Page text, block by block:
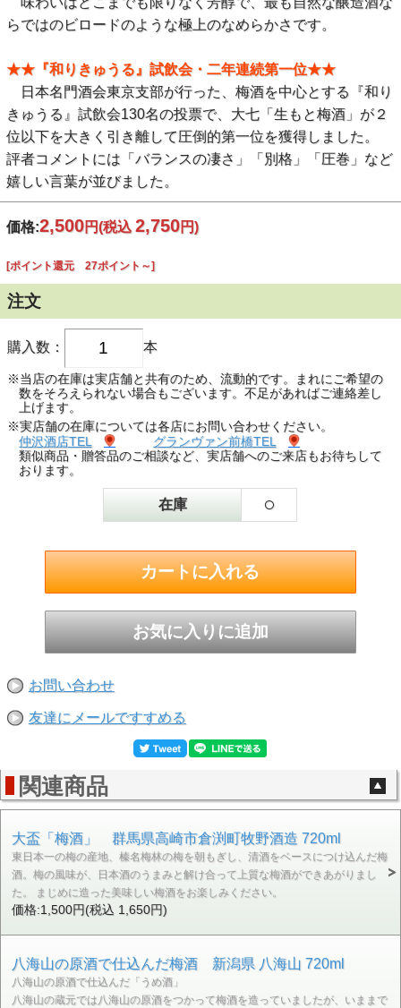
らではのビロードのような極上のなめらかさです。
★★『和りきゅうる』試飲会・二年連続第一位★★
日本名門酒会東京支部が行った、梅酒を中心とする『和り
きゅうる』試飲会130名の投票で、大七「生もと梅酒」が２
位以下を大きく引き離して圧倒的第一位を獲得しました。
評者コメントには「バランスの凄さ」「別格」「圧巻」など
嬉しい言葉が並びました。
価格:2,500円(税込 2,750円)
[ポイント還元 27ポイント～]
注文
購入数： 本
※当店の在庫は実店舗と共有のため、流動的です。まれにご希望の
数をそろえられない場合もございます。不足があればご連絡差し
上げます。
※実店舗の在庫については各店にお問い合わせください。
仲沢酒店TEL
グランヴァン前橋TEL
類似商品・贈答品のご相談など、実店舗へのご来店もお待ちして
おります。
在庫 ○
お問い合わせ
友達にメールですすめる
関連商品
大盃「梅酒」 群馬県高崎市倉渕町牧野酒造 720ml
東日本一の梅の産地、榛名梅林の梅を朝もぎし、清酒をベースにつけ込んだ梅
酒。梅の風味が、日本酒のうまみと解け合って上質な梅酒ができあがりまし
た。 まじめに造った美味しい梅酒をお楽しみください。
価格:1,500円(税込 1,650円)
八海山の原酒で仕込んだ梅酒 新潟県 八海山 720ml
八海山の原酒で仕込んだ「うめ酒」
八海山の蔵元では八海山の原酒をつかって梅酒を造っていましたが、いままで